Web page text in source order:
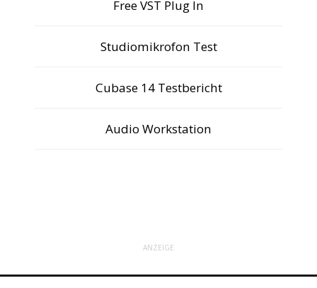
Free VST Plug In
Studiomikrofon Test
Cubase 14 Testbericht
Audio Workstation
ANZEIGE